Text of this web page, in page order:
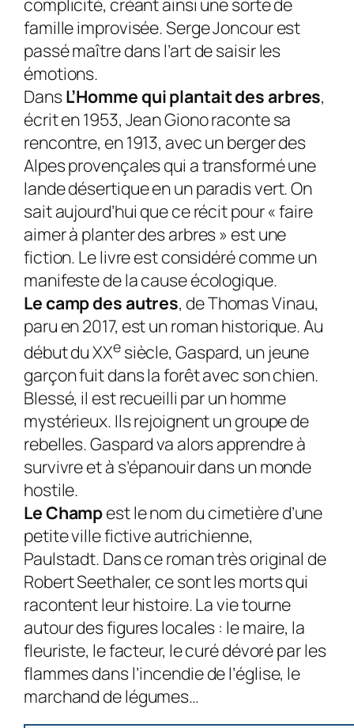
famille improvisée. Serge Joncour est
passé maître dans l’art de saisir les
émotions.
DansL’Homme qui plantait des arbres,
écrit en 1953, Jean Giono raconte sa
rencontre, en 1913, avec un berger des
Alpes provençales qui a transformé une
lande désertique en un paradis vert. On
sait aujourd’hui que ce récit pour « faire
aimer à planter des arbres » est une
fiction. Le livre est considéré comme un
manifeste de la cause écologique.
Le camp des autres, de Thomas Vinau,
paru en 2017, est un roman historique. Au
début du XXesiècle, Gaspard, un jeune
garçon fuit dans la forêt avec son chien.
Blessé, il est recueilli par un homme
mystérieux. Ils rejoignent un groupe de
rebelles. Gaspard va alors apprendre à
survivre et à s’épanouir dans un monde
hostile.
Le Champest le nom du cimetière d’une
petite ville fictive autrichienne,
Paulstadt. Dans ce roman très original de
Robert Seethaler, ce sont les morts qui
racontent leur histoire. La vie tourne
autour des figures locales : le maire, la
fleuriste, le facteur, le curé dévoré par les
flammes dans l’incendie de l’église, le
marchand de légumes…